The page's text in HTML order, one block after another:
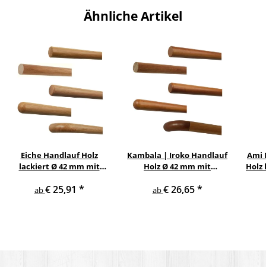
Ähnliche Artikel
Eiche Handlauf Holz
lackiert Ø 42 mm mit
Handlaufhalter
ab€ 25,91 *
Kambala | Iroko Handlauf
Holz Ø 42 mm mit
ab€ 26,65*
Ami
Holz